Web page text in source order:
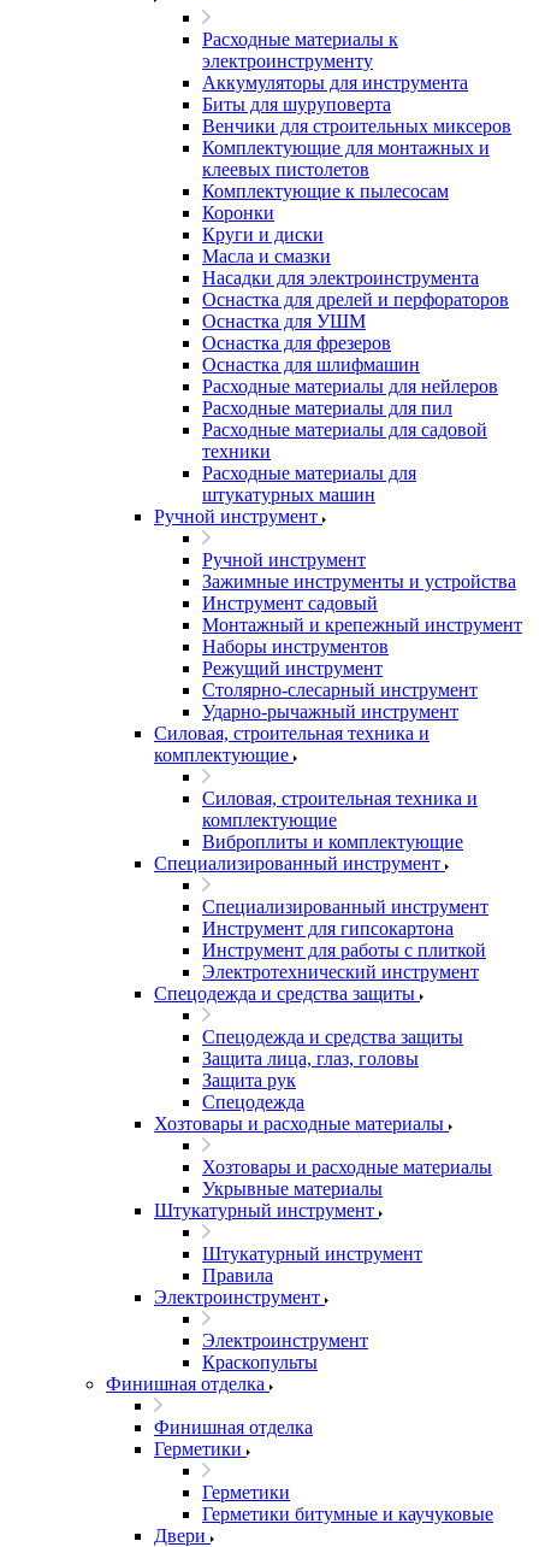
Расходные материалы к
электроинструменту
Аккумуляторы для инструмента
Биты для шуруповерта
Венчики для строительных миксеров
Комплектующие для монтажных и
клеевых пистолетов
Комплектующие к пылесосам
Коронки
Круги и диски
Масла и смазки
Насадки для электроинструмента
Оснастка для дрелей и перфораторов
Оснастка для УШМ
Оснастка для фрезеров
Оснастка для шлифмашин
Расходные материалы для нейлеров
Расходные материалы для пил
Расходные материалы для садовой
техники
Расходные материалы для
штукатурных машин
Ручной инструмент
Ручной инструмент
Зажимные инструменты и устройства
Инструмент садовый
Монтажный и крепежный инструмент
Наборы инструментов
Режущий инструмент
Столярно-слесарный инструмент
Ударно-рычажный инструмент
Силовая, строительная техника и
комплектующие
Силовая, строительная техника и
комплектующие
Виброплиты и комплектующие
Специализированный инструмент
Специализированный инструмент
Инструмент для гипсокартона
Инструмент для работы с плиткой
Электротехнический инструмент
Спецодежда и средства защиты
Спецодежда и средства защиты
Защита лица, глаз, головы
Защита рук
Спецодежда
Хозтовары и расходные материалы
Хозтовары и расходные материалы
Укрывные материалы
Штукатурный инструмент
Штукатурный инструмент
Правила
Электроинструмент
Электроинструмент
Краскопульты
Финишная отделка
Финишная отделка
Герметики
Герметики
Герметики битумные и каучуковые
Двери